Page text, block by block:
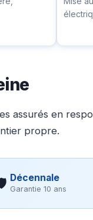
assurés en
propre.
Décennale
Garantie 10 ans